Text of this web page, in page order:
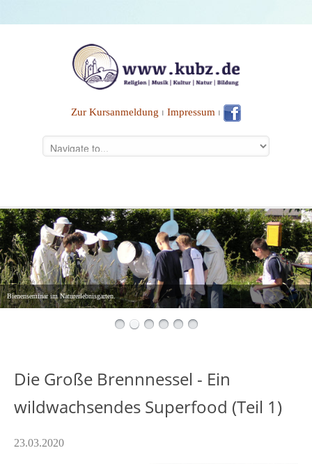
Zur Kursanmeldung ⏐ Impressum ⏐
Bienenseminar im Naturerlebnisgarten.
Die Große Brennnessel - Ein
wildwachsendes Superfood (Teil 1)
23.03.2020